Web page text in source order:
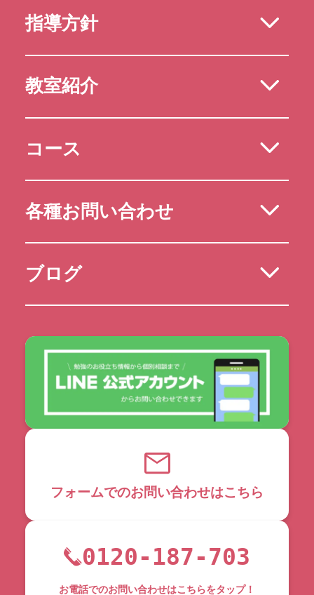
指導方針
教室紹介
コース
各種お問い合わせ
ブログ
フォームでのお問い合わせはこちら
0120-187-703
お電話でのお問い合わせはこちらをタップ！